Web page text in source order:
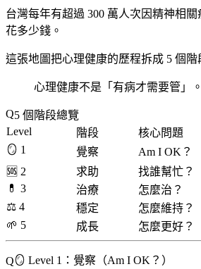
台灣每年有超過 300 萬人次因精神相
花多少錢。
這張地圖把心理健康的歷程拆成 5 個階
心理健康不是「有病才需要管」
5 個階段總覽
Level
階段 核心問題
🪞 1
覺察 Am I OK？
🆘 2
求助 找誰幫忙？
💊 3
治療 怎麼治？
⚖️ 4
穩定 怎麼維持？
🌱 5
成長 怎麼更好？
🪞 Level 1：覺察（Am I OK？）